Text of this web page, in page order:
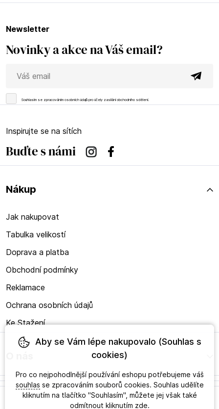
newsletter
Novinky a akce na Váš email?
Souhlasím se zpracováním osobních údajů pro účely zasílání obchodního sdělení.
Inspirujte se na sítích
Buďte s námi InstagramFacebook
Nákup
Jak nakupovat
Tabulka velikostí
Doprava a platba
Obchodní podmínky
Reklamace
Ochrana osobních údajů
Ke Stažení
Aby se Vám lépe nakupovalo (Souhlas s
cookies)
Pro co nejpohodlnější používání eshopu potřebujeme váš
souhlas se zpracováním souborů cookies. Souhlas udělíte
kliknutím na tlačítko "Souhlasím", můžete jej však také
odmítnout kliknutím zde.